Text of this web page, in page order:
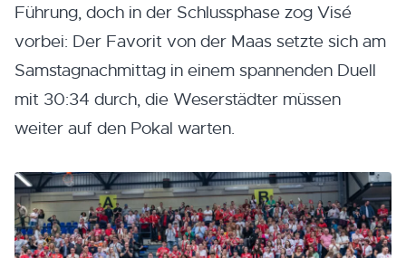
Führung, doch in der Schlussphase zog Visé
vorbei: Der Favorit von der Maas setzte sich am
Samstagnachmittag in einem spannenden Duell
mit 30:34 durch, die Weserstädter müssen
weiter auf den Pokal warten.